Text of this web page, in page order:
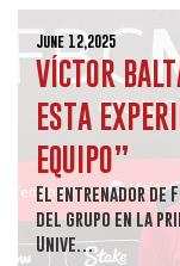
June 12,2025
VÍCTOR
ESTA
EQUIPO”
El entrenador de
del grupo en la
Unive…